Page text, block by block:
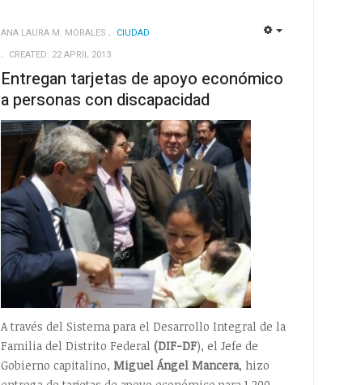
ANA LAURA M. MORALES
CIUDAD
CREATED: 22 APRIL 2013
Entregan tarjetas de apoyo económico
a personas con discapacidad
A través del Sistema para el Desarrollo Integral de la
Familia del Distrito Federal (DIF-DF), el Jefe de
Gobierno capitalino, Miguel Ángel Mancera, hizo